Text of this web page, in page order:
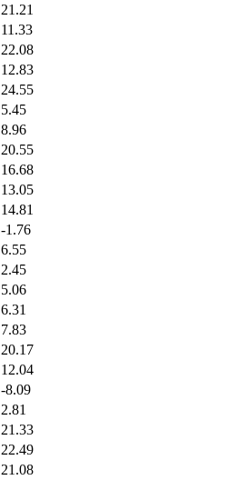
21.21
11.33
22.08
12.83
24.55
5.45
8.96
20.55
16.68
13.05
14.81
-1.76
6.55
2.45
5.06
6.31
7.83
20.17
12.04
-8.09
2.81
21.33
22.49
21.08